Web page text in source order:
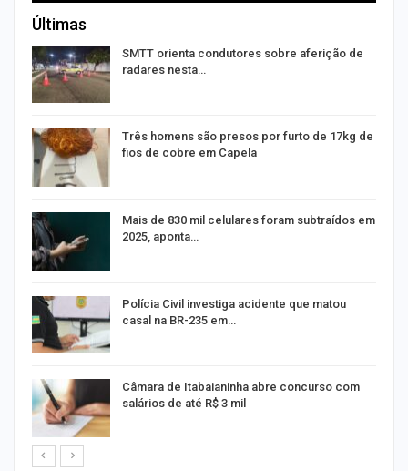
Últimas
SMTT orienta condutores sobre aferição de
radares nesta…
Três homens são presos por furto de 17kg de
fios de cobre em Capela
Mais de 830 mil celulares foram subtraídos em
2025, aponta…
Polícia Civil investiga acidente que matou
casal na BR-235 em…
Câmara de Itabaianinha abre concurso com
salários de até R$ 3 mil